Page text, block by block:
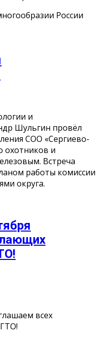
России
и
Шульгин провёл
СОО «Сергиево-
охотников и
Встреча
работы комиссии
округа.
всех